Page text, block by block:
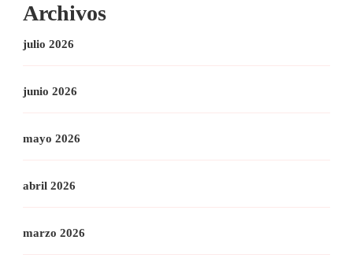
Archivos
julio 2026
junio 2026
mayo 2026
abril 2026
marzo 2026